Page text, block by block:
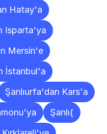
Hatay'a
Isparta'ya
Mersin'e
İstanbul'a
Şanlıurfa'dan Kars'a
Şanlı{